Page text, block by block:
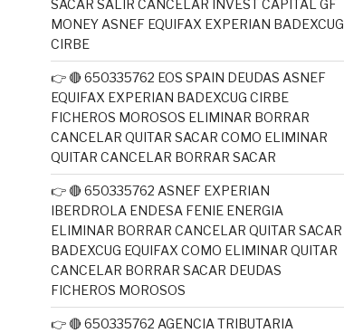
SACAR SALIR CANCELAR INVEST CAPITAL GF
MONEY ASNEF EQUIFAX EXPERIAN BADEXCUG
CIRBE
👉 🔴 650335762 EOS SPAIN DEUDAS ASNEF
EQUIFAX EXPERIAN BADEXCUG CIRBE
FICHEROS MOROSOS ELIMINAR BORRAR
CANCELAR QUITAR SACAR COMO ELIMINAR
QUITAR CANCELAR BORRAR SACAR
👉 🔴 650335762 ASNEF EXPERIAN
IBERDROLA ENDESA FENIE ENERGIA
ELIMINAR BORRAR CANCELAR QUITAR SACAR
BADEXCUG EQUIFAX COMO ELIMINAR QUITAR
CANCELAR BORRAR SACAR DEUDAS
FICHEROS MOROSOS
👉 🔴 650335762 AGENCIA TRIBUTARIA